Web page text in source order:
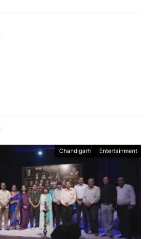
Chandigarh Entertainment